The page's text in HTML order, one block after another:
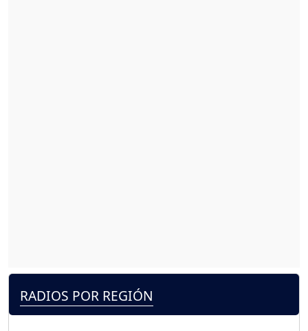
RADIOS POR REGIÓN